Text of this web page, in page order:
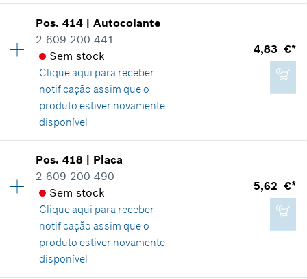
1,99 €*
*Recomendação de preço não vinculativa do
fabricante incluindo IVA
Adicionar ao carrinho das compras
Disponibilidade 2
Grupo de preço
Informações de peças sobressalentes
Comprovante de aplicação
Indicar na apresentação
0,82 €*
*Recomendação de preço não vinculativa do
fabricante incluindo IVA
Adicionar ao carrinho das compras
Pos.414 |Autocolante
2 609 200 441
Sem stock
Clique aqui para receber
notificação assim que o
produto estiver novamente
disponível
4,83 €*
Disponibilidade 1
Grupo de preço
Informações de peças sobressalentes
Comprovante de aplicação
Indicar na apresentação
Pos.418 | Placa
2 609 200 490
Sem stock
Clique aqui para receber
notificação assim que o
produto estiver novamente
disponível
5,62 €*